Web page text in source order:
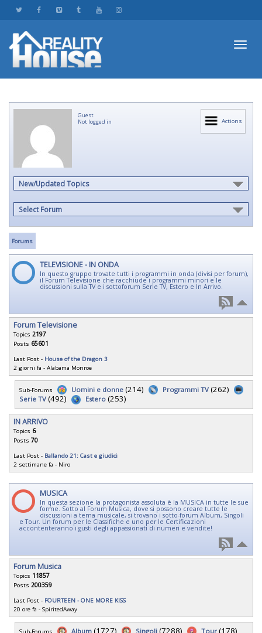
Actions
Guest
Not logged in
New/Updated Topics
Select Forum
Forums
TELEVISIONE - IN ONDA
In questo gruppo trovate tutti i programmi in onda (divisi per forum),
il Forum Televisione che racchiude i programmi minori e le
discussioni sulla TV e i sottoforum Serie TV, Estero e In Arrivo.
Forum Televisione
Topics 2197
Posts 65601
Last Post - House of the Dragon 3
2 giorni fa - Alabama Monroe
Sub-Forums Uomini e donne (214) Programmi TV (262)
Serie TV (492) Estero (253)
IN ARRIVO
Topics 6
Posts 70
Last Post - Ballando 21: Cast e giudici
2 settimane fa - Niro
MUSICA
In questa sezione la protagonista assoluta è la MUSICA in tutte le sue
forme. Sotto al Forum Musica, dove si possono creare tutte le
discussioni a tema musicale, si trovano i sotto-forum Album, Singoli
e Tour. Un forum per le Classifiche e uno per le Certificazioni
accontenteranno i gusti degli appassionati di numeri e vendite!
Forum Musica
Topics 11857
Posts 200359
Last Post - FOURTEEN - ONE MORE KISS
20 ore fa - SpiritedAway
Sub-Forums Album (1727) Singoli (7288) Tour (178)